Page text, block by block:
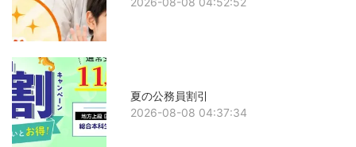
夏の公務員割引
2026-08-08 04:37:34